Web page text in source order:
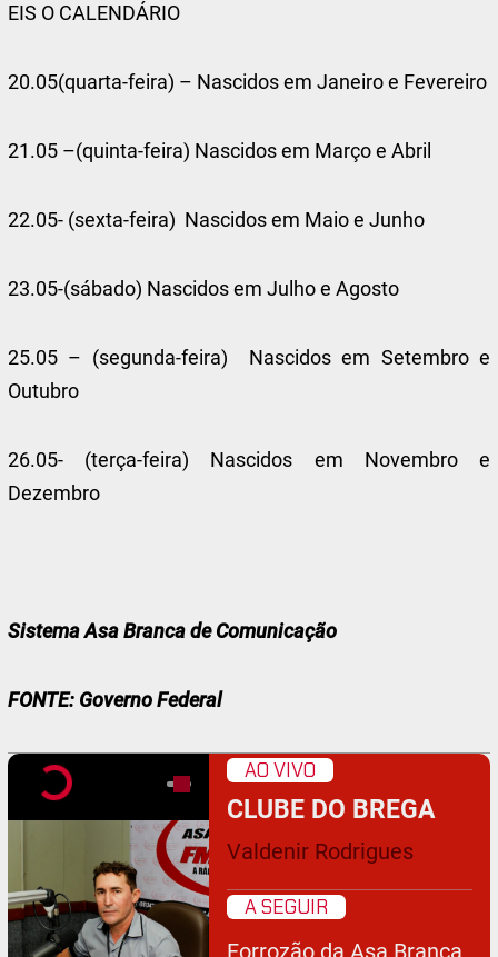
EIS O CALENDÁRIO
20.05(quarta-feira) – Nascidos em Janeiro e Fevereiro
21.05 –(quinta-feira) Nascidos em Março e Abril
22.05- (sexta-feira) Nascidos em Maio e Junho
23.05-(sábado) Nascidos em Julho e Agosto
25.05 – (segunda-feira) Nascidos em Setembro e
Outubro
26.05- (terça-feira) Nascidos em Novembro e
Dezembro
Sistema Asa Branca de Comunicação
FONTE: Governo Federal
AO VIVO
CLUBE DO BREGA
Valdenir Rodrigues
A SEGUIR
Forrozão da Asa Branca